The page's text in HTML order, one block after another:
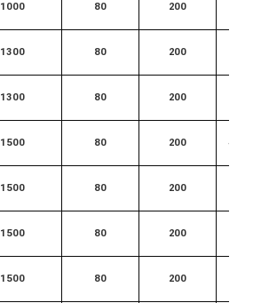
1000 80 200
1300 80 200
1300 80 200
1500 80 200 470
1500 80 200
1500 80 200
1500 80 200